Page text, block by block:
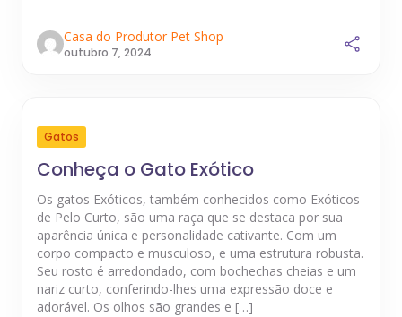
Casa do Produtor Pet Shop
outubro 7, 2024
Gatos
Conheça o Gato Exótico
Os gatos Exóticos, também conhecidos como Exóticos
de Pelo Curto, são uma raça que se destaca por sua
aparência única e personalidade cativante. Com um
corpo compacto e musculoso, e uma estrutura robusta.
Seu rosto é arredondado, com bochechas cheias e um
nariz curto, conferindo-lhes uma expressão doce e
adorável. Os olhos são grandes e […]